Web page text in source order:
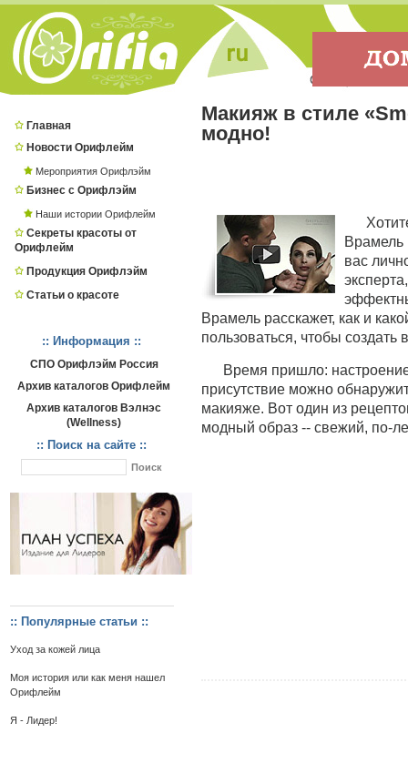
Главная
Новости Орифлейм
Мероприятия Орифлэйм
Бизнес с Орифлэйм
Наши истории Орифлейм
Секреты красоты от
Орифлейм
Продукция Орифлэйм
Статьи о красоте
:: Информация ::
СПО Орифлэйм Россия
Архив каталогов Орифлейм
Архив каталогов Вэлнэс
(Wellness)
:: Поиск на сайте ::
:: Популярные статьи ::
Уход за кожей лица
Моя история или как меня нашел
Орифлейм
Я - Лидер!
Макияж в стиле
модно!
Врамель
вас
Врамель расскажет, как и
пользоваться, чтобы создать
Время пришло:
присутствие можно
макияже. Вот один из
модный образ -- свежий, по-